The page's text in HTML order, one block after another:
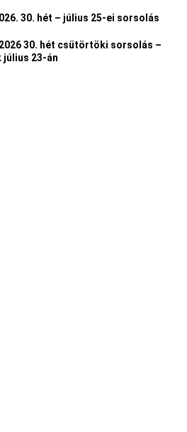
30. hét – július 25-ei sorsolás
30. hét csütörtöki sorsolás –
július 23-án